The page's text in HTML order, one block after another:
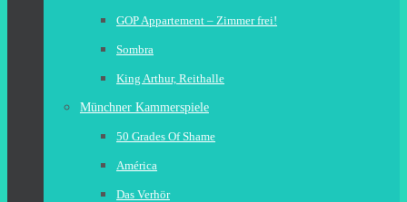
GOP Appartement – Zimmer frei!
Sombra
King Arthur, Reithalle
Münchner Kammerspiele
50 Grades Of Shame
América
Das Verhör